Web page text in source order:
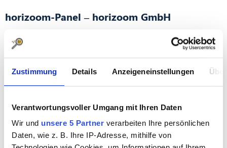
Zustimmung Details Anzeigeneinstellungen
Verantwortungsvoller Umgang mit Ihren Daten
Wir und unsere 5 Partner verarbeiten Ihre persönlichen
Daten, wie z. B. Ihre IP-Adresse, mithilfe von
horizoom-Panel – horizoom GmbH
14169 Berlin
E-Mail: support[at]horizoom-panel.de
Internet:https://www.horizoom.de
Geschäftsführer: Jonathan Heinemann, Rahel Bonhommet,
Thomas Karstens